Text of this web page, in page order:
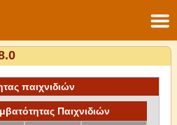
παιχνιδιών
Παιχνιδιών